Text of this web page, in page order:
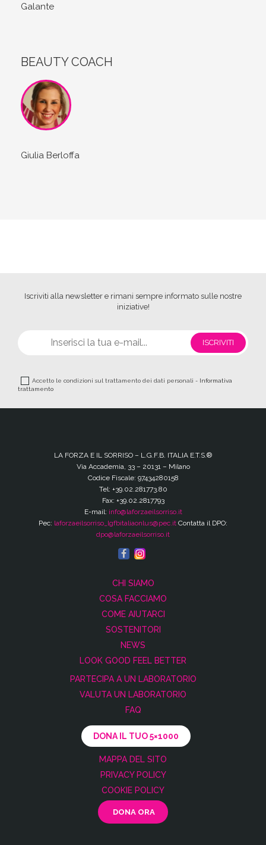
Galante
BEAUTY COACH
Giulia Berloffa
Iscriviti alla newsletter e rimani sempre informato sulle nostre
iniziative!
Accetto le condizioni sul trattamento dei dati personali - Informativa
trattamento
LA FORZA E IL SORRISO – L.G.F.B. ITALIA E.T.S.®
Via Accademia, 33 – 20131 – Milano
Codice Fiscale: 97434280158
Tel: +39.02.281773.80
Fax: +39.02.2817793
E-mail: info@laforzaeilsorriso.it
Pec: laforzaeilsorriso_lgfbitaliaonlus@pec.it Contatta il DPO:
dpo@laforzaeilsorriso.it
CHI SIAMO
COSA FACCIAMO
COME AIUTARCI
SOSTENITORI
NEWS
LOOK GOOD FEEL BETTER
PARTECIPA A UN LABORATORIO
VALUTA UN LABORATORIO
FAQ
DONA IL TUO 5×1000
MAPPA DEL SITO
PRIVACY POLICY
COOKIE POLICY